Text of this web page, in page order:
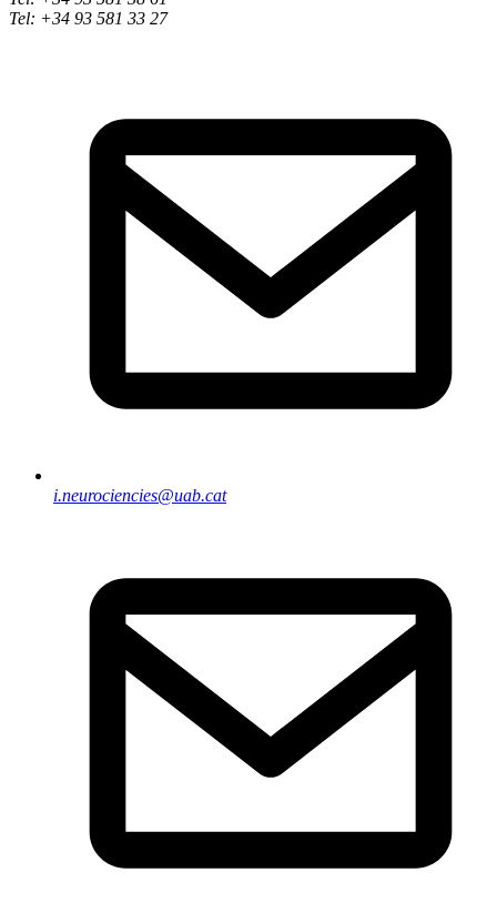
Tel: +34 93 581 33 27
i.neurociencies@uab.cat